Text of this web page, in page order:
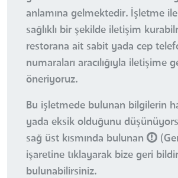
anlamına gelmektedir. İşletme ile
sağlıklı bir şekilde iletişim
restorana ait sabit yada cep
numaraları aracılığıyla iletişime
öneriyoruz.
Bu işletmede bulunan bilgilerin
yada eksik olduğunu
sağ üst kısmında bulunan
işaretine tıklayarak bize geri
bulunabilirsiniz.